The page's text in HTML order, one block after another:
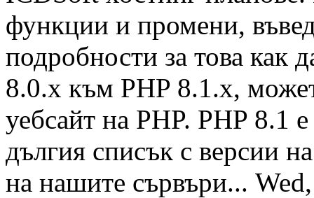
функции и промени,
подробности за това как
8.0.x към PHP 8.1.x,
уебсайт на PHP. PHP 8.1
дългия списък с версии
на нашите сървъри...